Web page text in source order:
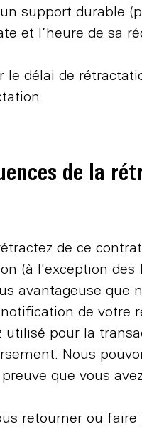
support durable
et l’heure de sa
le délai de
de la
de ce
(à l'exception
avantageuse que
de votre
utilisé pour la
Nous
que vous
retourner ou